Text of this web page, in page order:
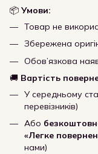
📦 Умови:
Товар не
Збережена
Обов’язкова
🚚 Вартість
У середньому
перевізників)
Або
«Легке
нами)